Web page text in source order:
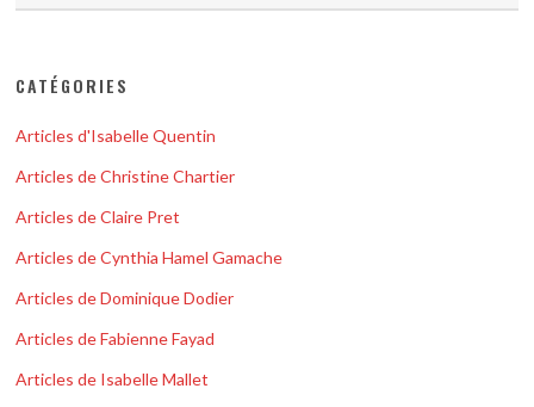
CATÉGORIES
Articles d'Isabelle Quentin
Articles de Christine Chartier
Articles de Claire Pret
Articles de Cynthia Hamel Gamache
Articles de Dominique Dodier
Articles de Fabienne Fayad
Articles de Isabelle Mallet